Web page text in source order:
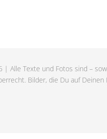
Alle Texte und Fotos sind –
Bilder, die Du auf